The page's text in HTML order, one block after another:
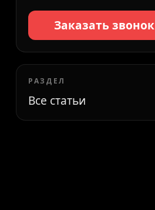
Заказать звонок
РАЗДЕЛ
Все статьи